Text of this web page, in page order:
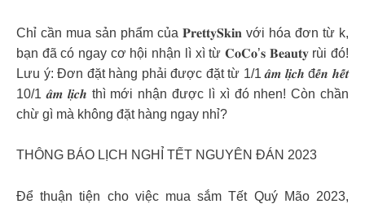
Chỉ cần mua sản phẩm của 𝐏𝐫𝐞𝐭𝐭𝐲𝐒𝐤𝐢𝐧 với hóa đơn từ k,
bạn đã có ngay cơ hội nhận lì xì từ 𝐂𝐨𝐂𝐨’𝐬 𝐁𝐞𝐚𝐮𝐭𝐲 rùi đó!
Lưu ý: Đơn đặt hàng phải được đặt từ 1/1 𝒂̂𝒎 𝒍𝒊̣𝒄𝒉 đ𝒆̂́𝒏 𝒉𝒆̂́𝒕
10/1 𝒂̂𝒎 𝒍𝒊̣𝒄𝒉 thì mới nhận được lì xì đó nhen! Còn chần
chừ gì mà không đặt hàng ngay nhỉ?
THÔNG BÁO LỊCH NGHỈ TẾT NGUYÊN ĐÁN 2023
Để thuận tiện cho việc mua sắm Tết Quý Mão 2023,